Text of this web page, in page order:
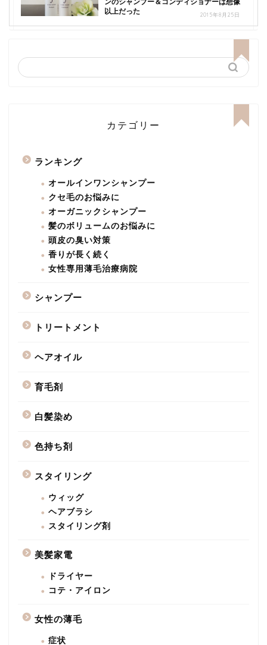
ンのシャンプー＆コンディショナーは想像
以上だった
2015年8月25日
カテゴリー
ランキング
オールインワンシャンプー
クセ毛のお悩みに
オーガニックシャンプー
髪のボリュームのお悩みに
頭皮の臭い対策
香りが長く続く
女性専用薄毛治療病院
シャンプー
トリートメント
ヘアオイル
育毛剤
白髪染め
色持ち剤
スタイリング
ウィッグ
ヘアブラシ
スタイリング剤
美髪家電
ドライヤー
コテ・アイロン
女性の薄毛
症状